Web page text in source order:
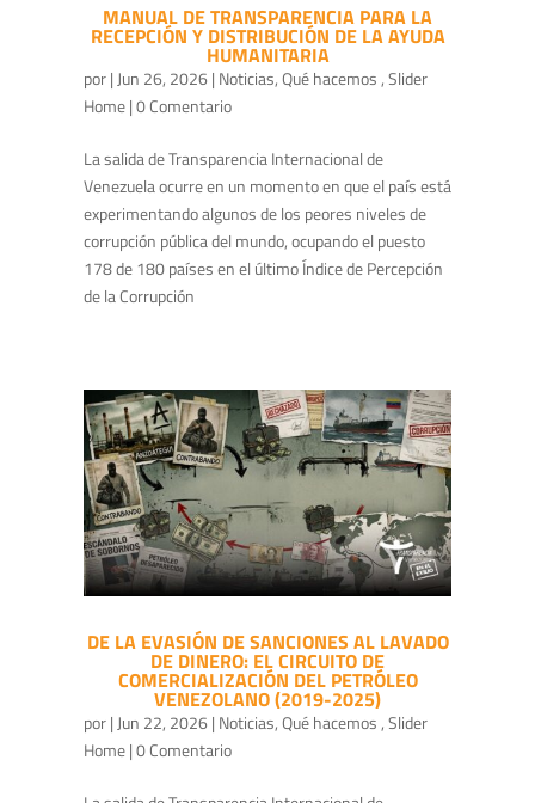
MANUAL DE TRANSPARENCIA PARA LA
RECEPCIÓN Y DISTRIBUCIÓN DE LA AYUDA
HUMANITARIA
por| Jun 26, 2026| Noticias,Qué hacemos ,Slider
Home| 0 Comentario
La salida de Transparencia Internacional de
Venezuela ocurre en un momento en que el país está
experimentando algunos de los peores niveles de
corrupción pública del mundo, ocupando el puesto
178 de 180 países en el último Índice de Percepción
de la Corrupción
DE LA EVASIÓN DE SANCIONES AL LAVADO
DE DINERO: EL CIRCUITO DE
COMERCIALIZACIÓN DEL PETRÓLEO
VENEZOLANO (2019-2025)
por| Jun 22, 2026| Noticias,Qué hacemos ,Slider
Home| 0 Comentario